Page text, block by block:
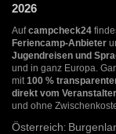
2026
Aufcampcheck24
Feriencamp-Anbieter
Jugendreisen und
und in ganz Europa.
mit100 %
direkt vom Veranstalter
und ohne
Österreich: